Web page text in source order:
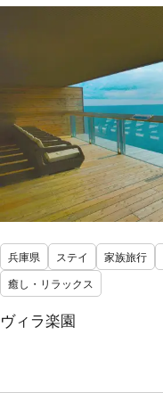
兵庫県 ステイ 家族旅行
癒し・リラックス
ヴィラ楽園